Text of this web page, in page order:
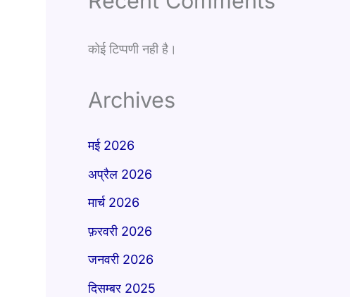
कोई टिप्पणी नही है।
Archives
मई 2026
अप्रैल 2026
मार्च 2026
फ़रवरी 2026
जनवरी 2026
दिसम्बर 2025